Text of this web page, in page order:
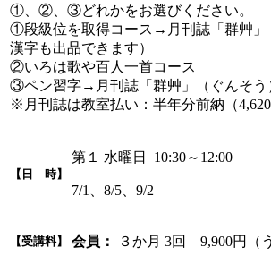
①、②、③どれかをお選びください。
①段級位を取得コース→月刊誌「群艸」
漢字も出品できます）
②いろは歌や百人一首コース
③ペン習字→月刊誌「群艸」（ぐんそう
※月刊誌は教室払い：半年分前納（
【日 時】
第１ 水曜日 10:30～12:00
7/1、8/5、9/2
【受講料】 会員： ３か月 3回 9,900円（